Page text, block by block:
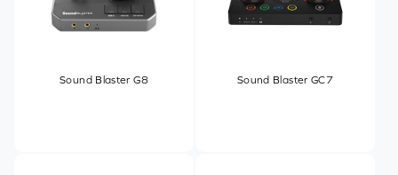
Sound Blaster G8 Sound Blaster GC7